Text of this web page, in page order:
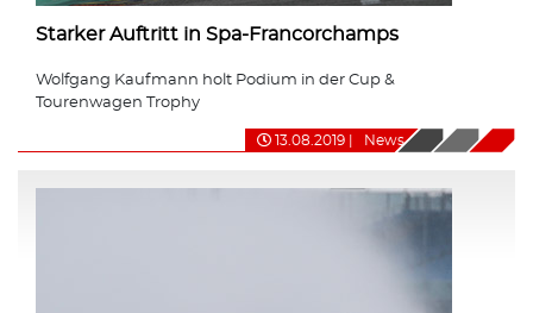
Starker Auftritt in Spa-Francorchamps
Wolfgang Kaufmann holt Podium in der Cup &
Tourenwagen Trophy
13.08.2019 News